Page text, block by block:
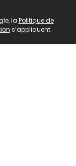
la Politique de
s’appliquent.